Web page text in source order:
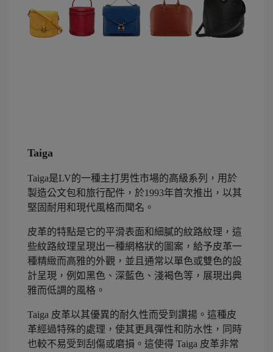
Taiga
Taiga是LV的一種主打男性市場的高級系列，用於
製造公文包和旅行配件，於1993年首次推出，以其
堅固耐用和現代風格而聞名。
皮革的特點是它的平滑表面和細膩的紋路紋理，這
些紋路紋理呈現出一種網格狀的圖案，給予皮革一
種精緻而高雅的外觀，並且通常以單色或雙色的設
計呈現，例如黑色、深藍色、淺褐色等，展現出典
雅而低調的風格。
Taiga 皮革以其優異的耐久性而受到讚揚。這種皮
革經過特殊的處理，使其更具彈性和防水性，同時
也較不易受到刮傷或磨損。這使得 Taiga 皮革非常